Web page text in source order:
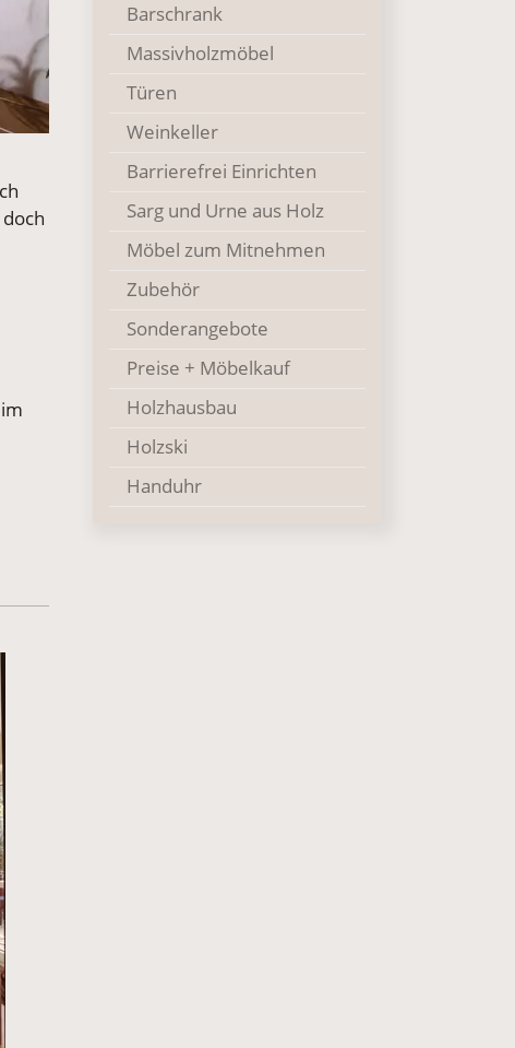
Barschrank
Massivholzmöbel
Türen
Weinkeller
Barrierefrei Einrichten
Sarg und Urne aus Holz
Möbel zum Mitnehmen
Zubehör
Sonderangebote
Preise + Möbelkauf
Holzhausbau
Holzski
Handuhr